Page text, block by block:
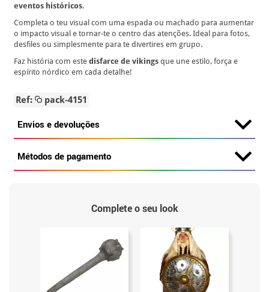
eventos históricos.
Completa o teu visual com uma espada ou machado para aumentar
o impacto visual e tornar-te o centro das atenções. Ideal para fotos,
desfiles ou simplesmente para te divertires em grupo.
Faz história com estedisfarce de vikings que une estilo, força e
espírito nórdico em cada detalhe!
Ref: pack-4151
Envios e devoluções
Métodos de pagamento
Complete o seu look